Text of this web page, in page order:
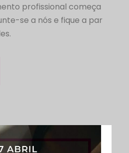
profissional começa
se a nós e fique a par